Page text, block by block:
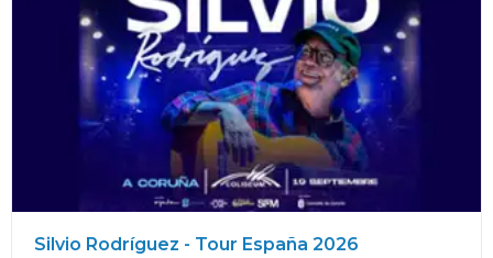
Silvio Rodríguez - Tour España 2026